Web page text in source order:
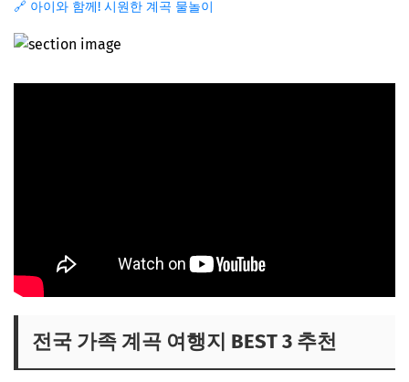
🔗 아이와 함께! 시원한 계곡 물놀이
전국 가족 계곡 여행지 BEST 3 추천